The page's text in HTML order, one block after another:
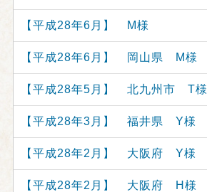
【平成28年6月】 M様
【平成28年6月】 岡山県 M様
【平成28年5月】 北九州市 T様
【平成28年3月】 福井県 Y様
【平成28年2月】 大阪府 Y様
【平成28年2月】 大阪府 H様